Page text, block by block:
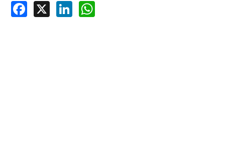
Facebook
X LinkedIn